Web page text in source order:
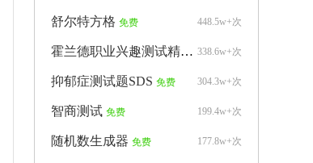
448.5w+次
舒尔特方格 免费
338.6w+次
霍兰德职业兴趣测试精简版 免费
304.3w+次
抑郁症测试题SDS 免费
199.4w+次
智商测试 免费
177.8w+次
随机数生成器 免费